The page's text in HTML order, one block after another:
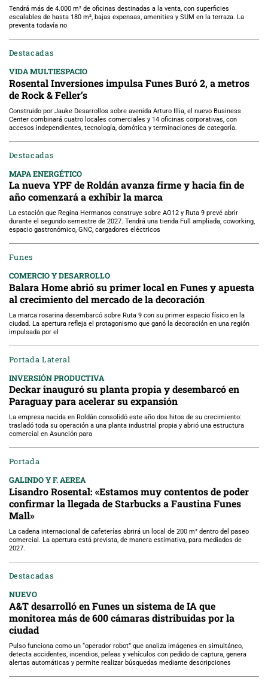
Tendrá más de 4.000 m² de oficinas destinadas a la venta, con superficies
escalables de hasta 180 m², bajas expensas, amenities y SUM en la terraza. La
preventa todavía no
Destacadas
VIDA MULTIESPACIO
Rosental Inversiones impulsa Funes Buró 2, a metros
de Rock & Feller’s
Construido por Jauke Desarrollos sobre avenida Arturo Illia, el nuevo Business
Center combinará cuatro locales comerciales y 14 oficinas corporativas, con
accesos independientes, tecnología, domótica y terminaciones de categoría.
Destacadas
MAPA ENERGÉTICO
La nueva YPF de Roldán avanza firme y hacia fin de
año comenzará a exhibir la marca
La estación que Regina Hermanos construye sobre AO12 y Ruta 9 prevé abrir
durante el segundo semestre de 2027. Tendrá una tienda Full ampliada, coworking,
espacio gastronómico, GNC, cargadores eléctricos
Funes
COMERCIO Y DESARROLLO
Balara Home abrió su primer local en Funes y apuesta
al crecimiento del mercado de la decoración
La marca rosarina desembarcó sobre Ruta 9 con su primer espacio físico en la
ciudad. La apertura refleja el protagonismo que ganó la decoración en una región
impulsada por el
Portada Lateral
INVERSIÓN PRODUCTIVA
Deckar inauguró su planta propia y desembarcó en
Paraguay para acelerar su expansión
La empresa nacida en Roldán consolidó este año dos hitos de su crecimiento:
trasladó toda su operación a una planta industrial propia y abrió una estructura
comercial en Asunción para
Portada
GALINDO Y F. AEREA
Lisandro Rosental: «Estamos muy contentos de poder
confirmar la llegada de Starbucks a Faustina Funes
Mall»
La cadena internacional de cafeterías abrirá un local de 200 m² dentro del paseo
comercial. La apertura está prevista, de manera estimativa, para mediados de
2027.
Destacadas
NUEVO
A&T desarrolló en Funes un sistema de IA que
monitorea más de 600 cámaras distribuidas por la
ciudad
Pulso funciona como un “operador robot” que analiza imágenes en simultáneo,
detecta accidentes, incendios, peleas y vehículos con pedido de captura, genera
alertas automáticas y permite realizar búsquedas mediante descripciones